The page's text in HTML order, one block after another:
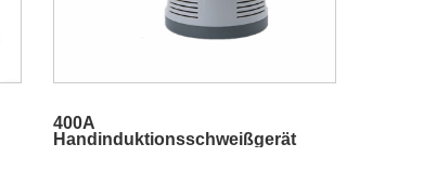
400A
Handinduktionsschweißgerät